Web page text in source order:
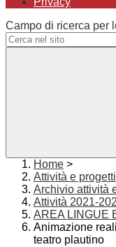
Campo di ricerca per
Home >
Attività e progetti
Archivio attività
Attività 2021-
AREA LINGUE
Animazione
teatro plautino